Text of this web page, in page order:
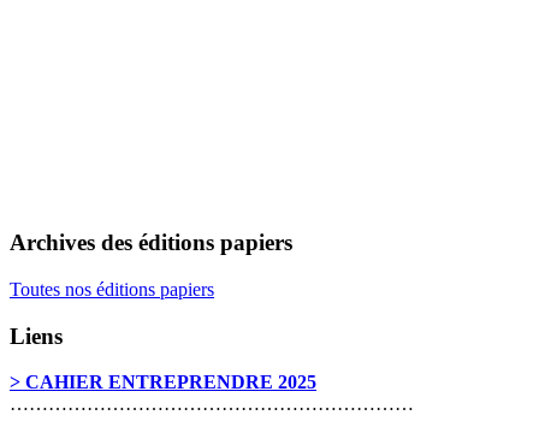
Archives des éditions papiers
Toutes nos éditions papiers
Liens
> CAHIER ENTREPRENDRE 2025
………………………………………………………